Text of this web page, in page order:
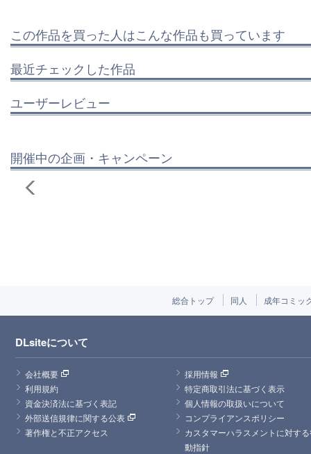
この作品を買った人はこんな作品も買っています
最近チェックした作品
ユーザーレビュー
開催中の企画・キャンペーン
総合トップ 同人 成年コミッ
DLsiteについて
会社概要
採用情報
利用規約
特定商取引法に基づく表示
資金決済法に基づく表記
個人情報の取扱いについて
外部送信規律に関する公表
コンプライアンスポリシー
著作権と不正アクセス
カスタマーハラスメントに対す
動指針